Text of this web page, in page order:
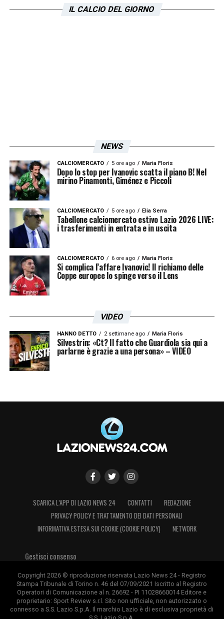
imparato ad apprezzare vari stili di musica
dei pensieri per cui non avevi parole per
ascolto nulla, mi piace concentrarmi,
ripassare nella mia testa le cose che devo
fare e magari vado a vedere gli avversari
contro cui devo giocare.Agli inizi,
quando giocavo al Cagliari, avevo la playlist
salvata su Spotify di Noyz Narcos con tutte
canzoni che mi caricavano, tipo ‘Attica’ e
‘Zoo di Roma’. Tutti brani hard, spinti, e la
vivevo bene lì per lì. Poi ho capito che tutta
quella energia in realtà la disperdevo
LE MAGLIE DELLA LAZIO –Nel giardino di
casaPellegrinitira fuori alcune sue vecchie
maglie della
partite.È bellissimo vedere i nomi di Stam,
persona quando giocavo alla Juventus, era
il vicepresidente e avevamo lo stesso
Guardandole penso ai tempi passati e
descriverle”.
CUCINA– Per Luca prendiamo tutte cose
biologica.Oggi è festa per Luca con la
carbonara, è uno dei suoi piatti preferiti.
Non glielo faccio mai. Ha quattro diete, una
a seconda del tipo di allenamento che fa.
IL CALCIO DEL GIORNO
NEWS
CALCIOMERCATO 5 ore ago Maria Floris
Dopo lo stop per Ivanovic scatta il piano B! Nel
mirino Pinamonti, Giménez e Piccoli
CALCIOMERCATO 5 ore ago Elia Serra
Tabellone calciomercato estivo Lazio 2026 LIVE:
i trasferimenti in entrata e in uscita
CALCIOMERCATO 6 ore ago Maria Floris
Si complica l’affare Ivanovic! Il richiamo delle
Coppe europee lo spinge verso il Lens
VIDEO
HANNO DETTO 2 settimane ago Maria Floris
Silvestrin: «Ct? Il fatto che Guardiola sia qui a
parlarne è grazie a una persona» – VIDEO
SCARICA L’APP DI LAZIO NEWS 24 CONTATTI
REDAZIONE
PRIVACY POLICY E TRATTAMENTO DEI DATI PERSONALI
INFORMATIVA ESTESA SUI COOKIE (COOKIE POLICY)
NETWORK
Gestisci consenso
Copyright 2026 © riproduzione riservata Lazio News 24 - Registro
Stampa Tribunale di Torino n. 46 del 07/09/2021 Iscritto al Registro
Operatori di Comunicazione al n. 26692 - PI 11028660014 Editore e
proprietario: Sport Review s.r.l. Sito non ufficiale, non autorizzato o
connesso a S.S. Lazio S.p.A. Il marchio Lazio è di esclusiva proprietà di